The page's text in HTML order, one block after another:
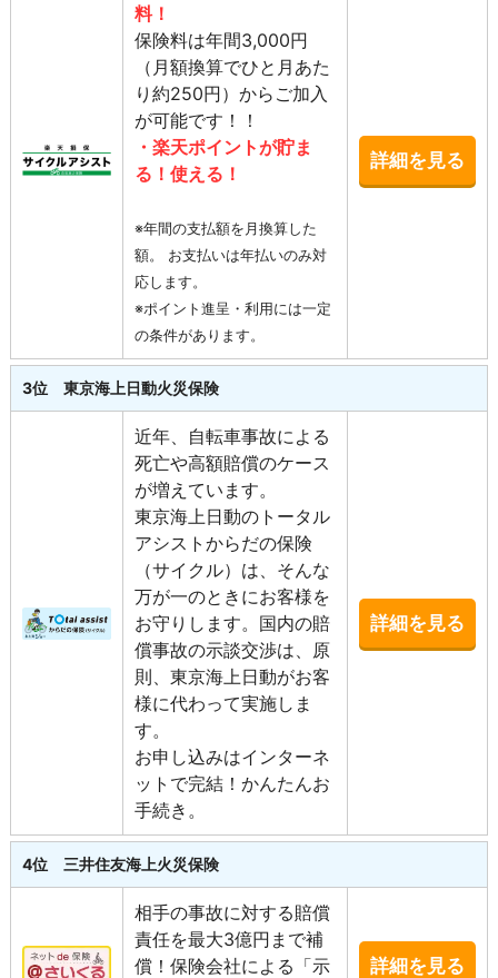
料！
保険料は年間3,000円
（月額換算でひと月あた
り約250円）からご加入
が可能です！！
・楽天ポイントが貯ま
る！使える！
※年間の支払額を月換算した
額。 お支払いは年払いのみ対
応します。
※ポイント進呈・利用には一定
の条件があります。
詳細を見る
3位 東京海上日動火災保険
近年、自転車事故による
死亡や高額賠償のケース
が増えています。
東京海上日動のトータル
アシストからだの保険
（サイクル）は、そんな
万が一のときにお客様を
お守りします。国内の賠
償事故の示談交渉は、原
則、東京海上日動がお客
様に代わって実施しま
す。
お申し込みはインターネ
ットで完結！かんたんお
手続き。
詳細を見る
4位 三井住友海上火災保険
相手の事故に対する賠償
責任を最大3億円まで補
償！保険会社による「示
詳細を見る